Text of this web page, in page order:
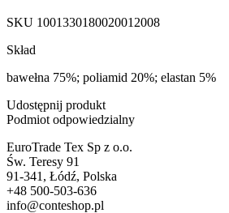
SKU 1001330180020012008
Skład
bawełna 75%; poliamid 20%; elastan 5%
Udostępnij produkt
Podmiot odpowiedzialny
EuroTrade Tex Sp z o.o.
Św. Teresy 91
91-341, Łódź, Polska
+48 500-503-636
info@conteshop.pl